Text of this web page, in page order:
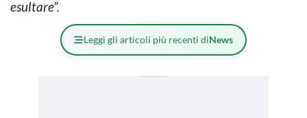
esultare”.
Leggi gli articoli più recenti diNews